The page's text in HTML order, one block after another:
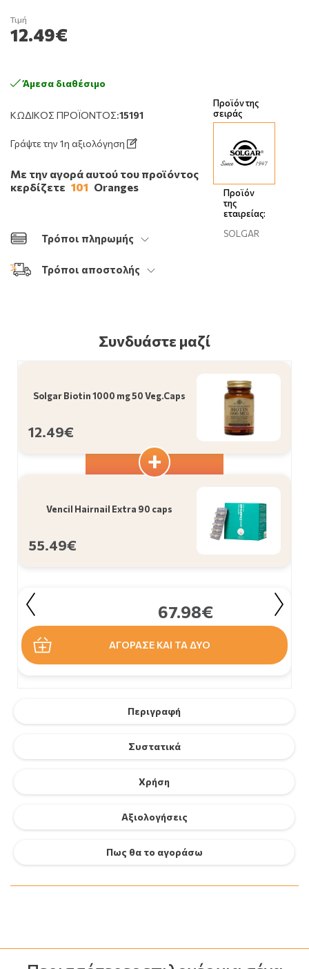
ΚΩΔΙΚΌΣ ΠΡΟΪΌΝΤΟΣ:15191
Γράψτε την 1η αξιολόγηση
Άμεσα διαθέσιμο
Τιμή
12.49€
Με την αγορά αυτού του προϊόντος
κερδίζετε 101 Oranges
Τρόποι πληρωμής
Τρόποι αποστολής
Προϊόν της
σειράς
Προϊόν
της
εταιρείας:
SOLGAR
Περιγραφή
Συστατικά
Χρήση
Αξιολογήσεις
Πως θα το αγοράσω
Συνδυάστε μαζί
Solgar Biotin 1000 mg 50 Veg.Caps
12.49€
Vencil Hairnail Extra 90 caps
55.49€
67.98€
ΑΓΟΡΑΣΕ ΚΑΙ ΤΑ ΔΥΟ